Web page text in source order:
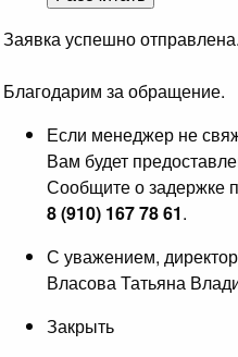
Заявка успешно отправлена.
Благодарим за обращение.
Если менеджер не
Вам будет
Сообщите о задержке
8 (910) 167 78 61.
С уважением, директор
Власова Татьяна
Закрыть